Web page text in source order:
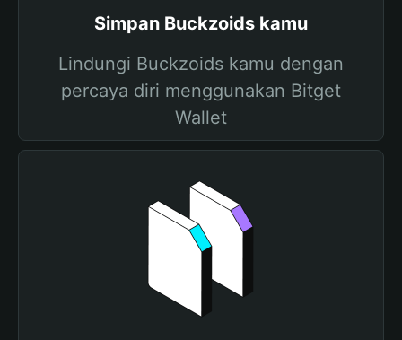
Simpan Buckzoids kamu
Lindungi Buckzoids kamu dengan
percaya diri menggunakan Bitget
Wallet